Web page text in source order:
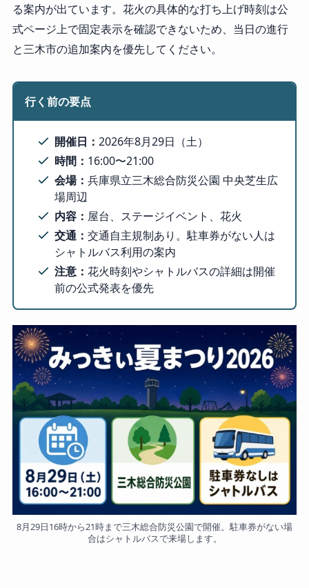
る案内が出ています。花火の具体的な打ち上げ時刻は公
式ページ上で固定表示を確認できないため、当日の進行
と三木市の追加案内を優先してください。
行く前の要点
開催日：2026年8月29日（土）
時間： 16:00〜21:00
会場：兵庫県立三木総合防災公園 中央芝生広
場周辺
内容： 屋台、ステージイベント、花火
交通：交通自主規制あり。駐車券がない人は
シャトルバス利用の案内
注意：花火時刻やシャトルバスの詳細は開催
前の公式発表を優先
8月29日16時から21時まで三木総合防災公園で開催。駐車券がない場
合はシャトルバスで来場します。